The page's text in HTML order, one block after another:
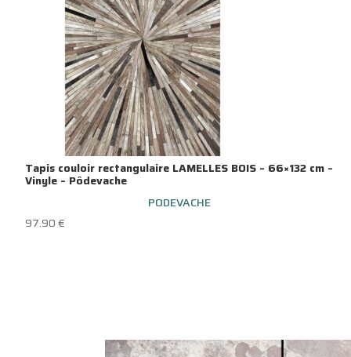
Tapis couloir rectangulaire LAMELLES BOIS – 66×132 cm –
Vinyle – Pôdevache
PODEVACHE
97.90€